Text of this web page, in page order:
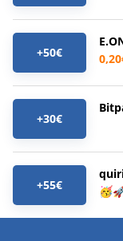
+50€
+30€
+55€